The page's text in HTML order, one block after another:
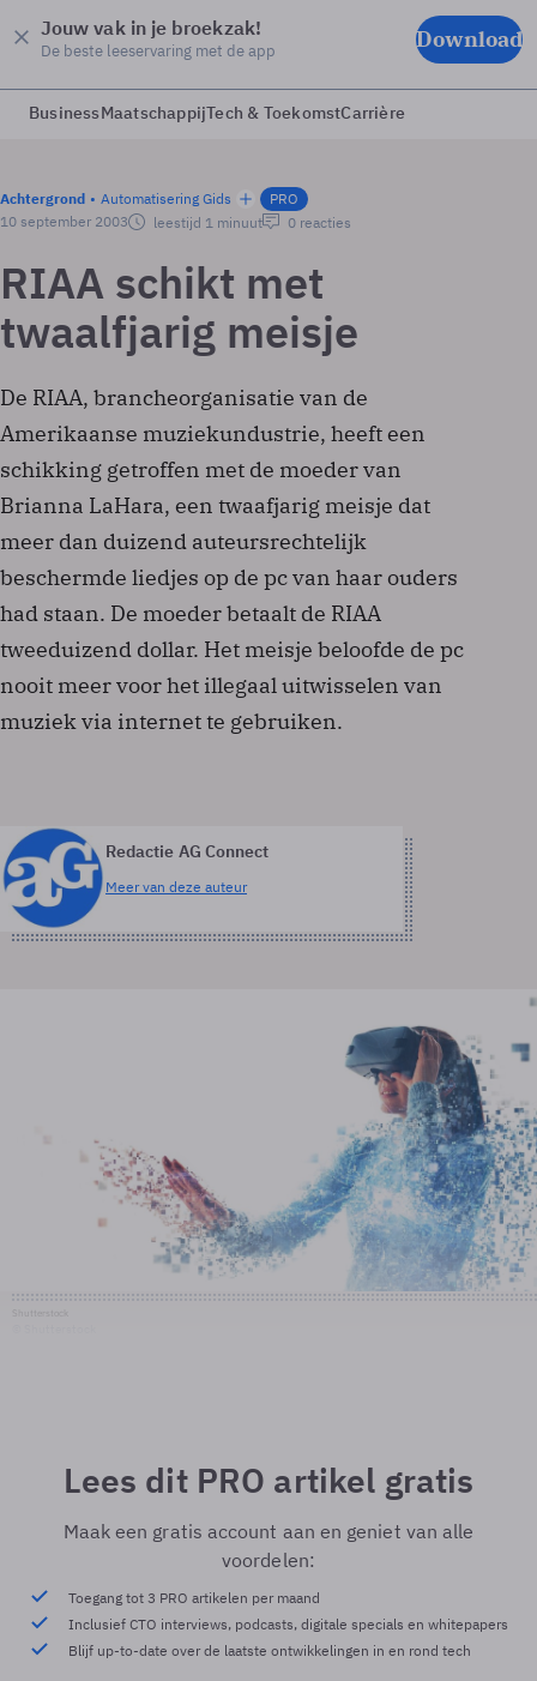
Jouw vak in je broekzak!
De beste leeservaring met de app Download
BusinessMaatschappijTech & ToekomstCarrière
Achtergrond Automatisering Gids
PRO
10 september 2003
leestijd 1 minuut 0 reacties
RIAA schikt met
twaalfjarig meisje
De RIAA, brancheorganisatie van de
Amerikaanse muziekundustrie, heeft een
schikking getroffen met de moeder van
Brianna LaHara, een twaafjarig meisje dat
meer dan duizend auteursrechtelijk
beschermde liedjes op de pc van haar ouders
had staan. De moeder betaalt de RIAA
tweeduizend dollar. Het meisje beloofde de pc
nooit meer voor het illegaal uitwisselen van
muziek via internet te gebruiken.
Redactie AG Connect
Meer van deze auteur
Lees dit PRO artikel gratis
Maak een gratis account aan en geniet van alle
voordelen:
Toegang tot 3 PRO artikelen per maand
Inclusief CTO interviews, podcasts, digitale specials en whitepapers
Blijf up-to-date over de laatste ontwikkelingen in en rond tech